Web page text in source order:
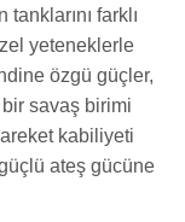
farklı
yeteneklerle
özgü güçler,
bir savaş birimi
kabiliyeti
ateş gücüne